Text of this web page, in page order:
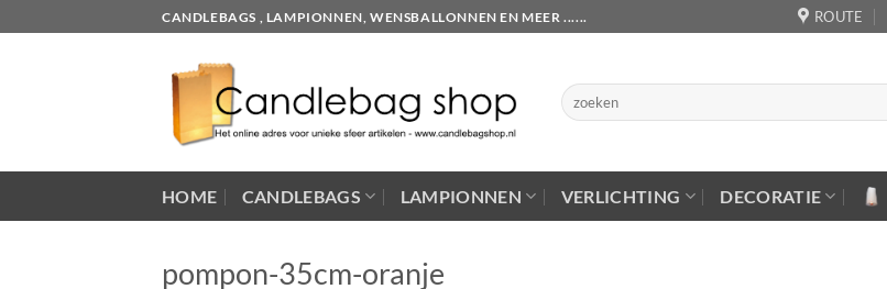
to
CANDLEBAGS , LAMPIONNEN, WENSBALLONNEN EN MEER ...... ROUTE
Zoeken
naar:
HOME CANDLEBAGS LAMPIONNEN VERLICHTING DECORATIE
pompon-35cm-oranje